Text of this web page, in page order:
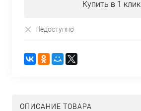
Купить в 1 клик
Недоступно
ОПИСАНИЕ ТОВАРА